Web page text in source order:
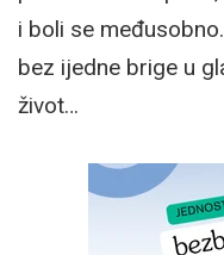
i boli se
bez ijedne brige u
život…